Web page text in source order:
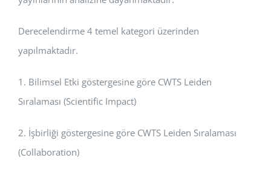
Derecelendirme 4 temel kategori üzerinden
yapılmaktadır.
1. Bilimsel Etki göstergesine göre CWTS Leiden
Sıralaması (Scientific Impact)
2. İşbirliği göstergesine göre CWTS Leiden Sıralaması
(Collaboration)